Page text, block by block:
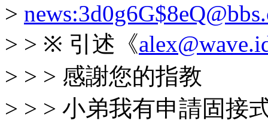
>
> > ※ 引述《
> > > 感謝您的指教
> > > 小弟我有申請固接